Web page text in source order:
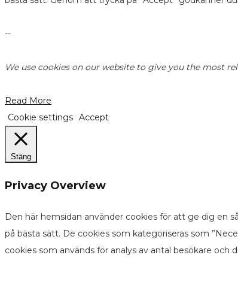
--
We use cookies on our website to give you the most
Read More
Cookie settings Accept
Stäng
Privacy Overview
Den här hemsidan använder cookies för att ge dig en
på bästa sätt. De cookies som kategoriseras som
cookies som används för analys av antal besökare